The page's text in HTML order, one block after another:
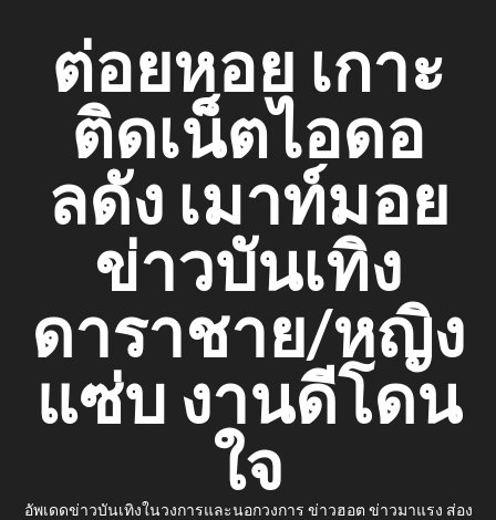
contentต่อยหอย เกาะ
ติดเน็ตไอดอ
ลดัง เมาท์มอย
ข่าวบันเทิง
ดาราชาย/หญิง
แซ่บ งานดีโดน
ใจ
อัพเดดข่าวบันเทิงในวงการและนอกวงการ ข่าวฮอต ข่าวมาแรง ส่อง